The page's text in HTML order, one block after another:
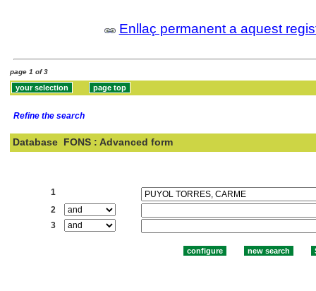
Enllaç permanent a aquest
page 1 of 3
Refine the search
Database FONS : Advanced form
1
2
3